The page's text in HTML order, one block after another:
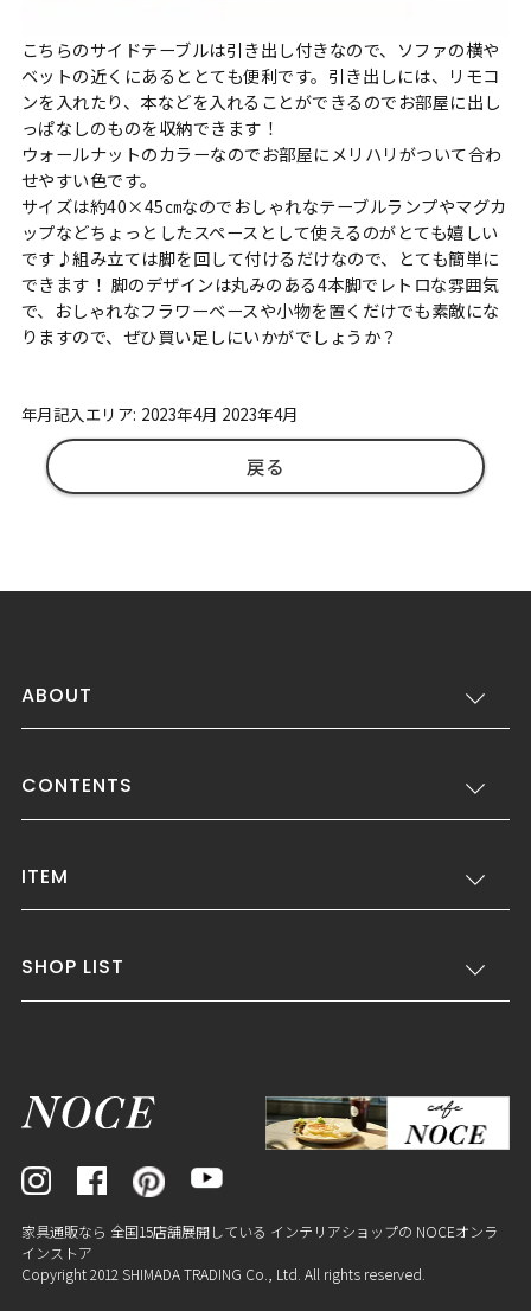
こちらのサイドテーブルは引き出し付きなので、ソファの横や
ベットの近くにあるととても便利です。引き出しには、リモコ
ンを入れたり、本などを入れることができるのでお部屋に出し
っぱなしのものを収納できます！
ウォールナットのカラーなのでお部屋にメリハリがついて合わ
せやすい色です。
サイズは約40×45㎝なのでおしゃれなテーブルランプやマグカ
ップなどちょっとしたスペースとして使えるのがとても嬉しい
です♪組み立ては脚を回して付けるだけなので、とても簡単に
できます！ 脚のデザインは丸みのある4本脚でレトロな雰囲気
で、おしゃれなフラワーベースや小物を置くだけでも素敵にな
りますので、ぜひ買い足しにいかがでしょうか？
年月記入エリア: 2023年4月 2023年4月
戻る
ABOUT
CONTENTS
ITEM
SHOP LIST
家具通販なら 全国15店舗展開している インテリアショップの NOCEオンラ
インストア
Copyright 2012 SHIMADA TRADING Co., Ltd. All rights reserved.